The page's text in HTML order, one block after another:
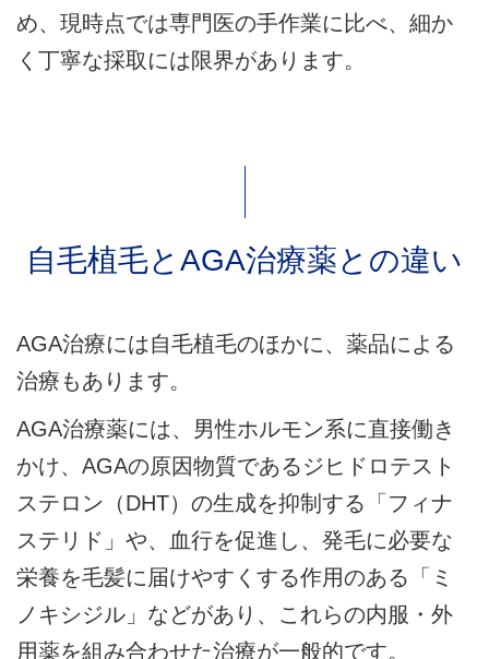
め、現時点では専門医の手作業に比べ、細か
く丁寧な採取には限界があります。
自毛植毛とAGA治療薬との違い
AGA治療には自毛植毛のほかに、薬品による
治療もあります。
AGA治療薬には、男性ホルモン系に直接働き
かけ、AGAの原因物質であるジヒドロテスト
ステロン（DHT）の生成を抑制する「フィナ
ステリド」や、血行を促進し、発毛に必要な
栄養を毛髪に届けやすくする作用のある「ミ
ノキシジル」などがあり、これらの内服・外
用薬を組み合わせた治療が一般的です。